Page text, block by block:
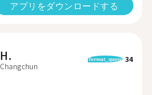
アプリをダウンロードする
H.
Changchun
format_quote 34